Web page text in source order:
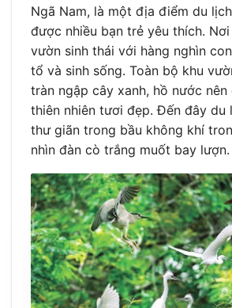
Ngã Nam, là một địa điểm du
được nhiều bạn trẻ yêu thích.
vườn sinh thái với hàng nghìn
tổ và sinh sống. Toàn bộ khu
tràn ngập cây xanh, hồ nước nên
thiên nhiên tươi đẹp. Đến đây du
thư giãn trong bầu không khí
nhìn đàn cò trắng muốt bay lượn.